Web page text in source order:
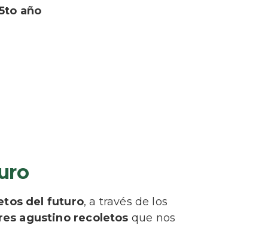
año
del futuro, a través de los
agustino recoletos que nos